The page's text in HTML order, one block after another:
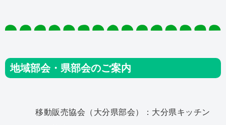
地域部会・県部会のご案内
移動販売協会（大分県部会）：大分県キッチン